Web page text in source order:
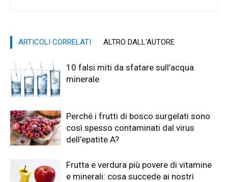
ARTICOLI CORRELATI ALTRO DALL'AUTORE
10 falsi miti da sfatare sull’acqua
minerale
Perché i frutti di bosco surgelati sono
così spesso contaminati dal virus
dell’epatite A?
Frutta e verdura più povere di vitamine
e minerali: cosa succede ai nostri